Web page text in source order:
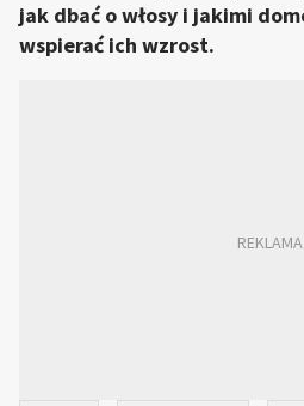
jak dbać o włosy i jakimi
wspierać ich wzrost.